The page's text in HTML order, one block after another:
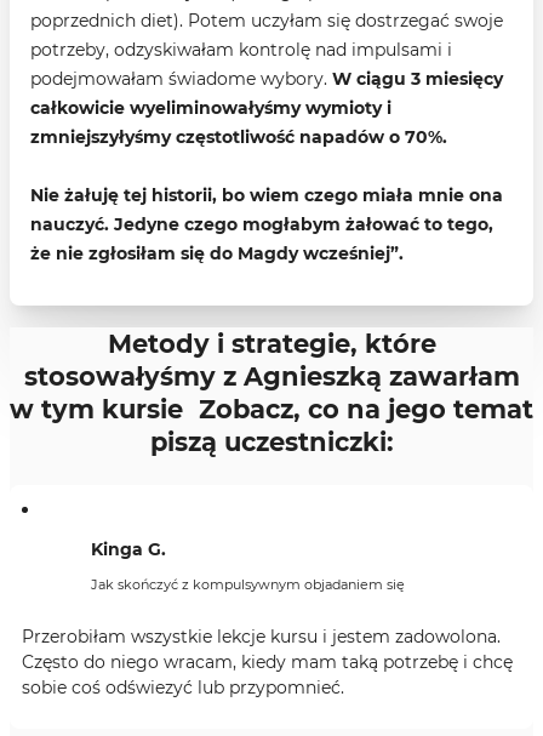
poprzednich diet). Potem uczyłam się dostrzegać swoje
potrzeby, odzyskiwałam kontrolę nad impulsami i
podejmowałam świadome wybory. W ciągu 3 miesięcy
całkowicie wyeliminowałyśmy wymioty i
zmniejszyłyśmy częstotliwość napadów o 70%.
Nie żałuję tej historii, bo wiem czego miała mnie ona
nauczyć. Jedyne czego mogłabym żałować to tego,
że nie zgłosiłam się do Magdy wcześniej”.
Metody i strategie, które
stosowałyśmy z Agnieszką zawarłam
w tym kursie Zobacz, co na jego temat
piszą uczestniczki:
Kinga G.
Jak skończyć z kompulsywnym objadaniem się
Przerobiłam wszystkie lekcje kursu i jestem zadowolona.
Często do niego wracam, kiedy mam taką potrzebę i chcę
sobie coś odświezyć lub przypomnieć.